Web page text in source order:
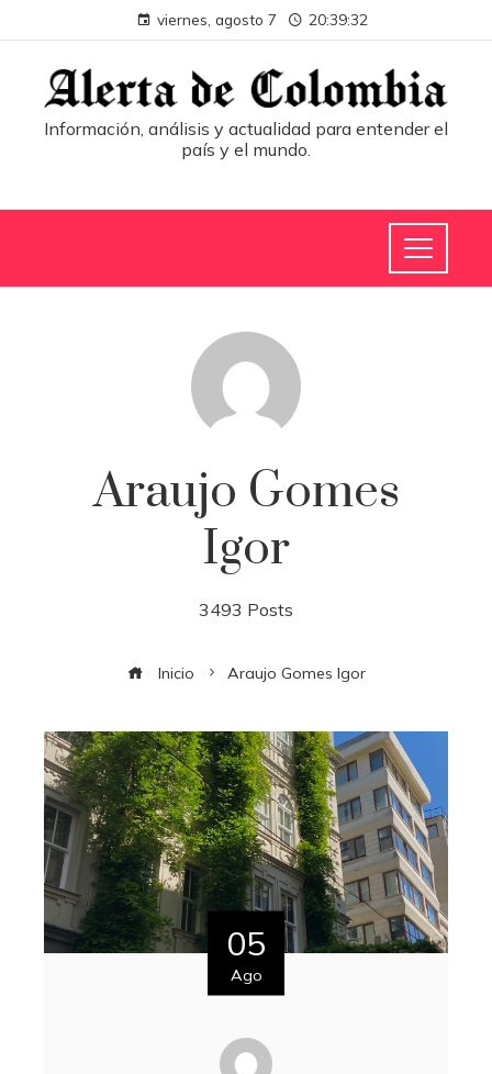
viernes, agosto 7 20:39:33
Información, análisis y actualidad para entender el
país y el mundo.
Araujo Gomes
Igor
3493 Posts
Inicio Araujo Gomes Igor
05
Ago